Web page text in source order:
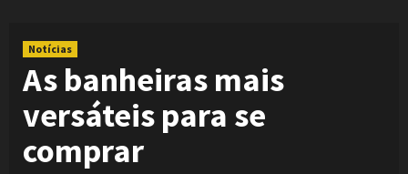
Notícias
As banheiras mais
versáteis para se
comprar